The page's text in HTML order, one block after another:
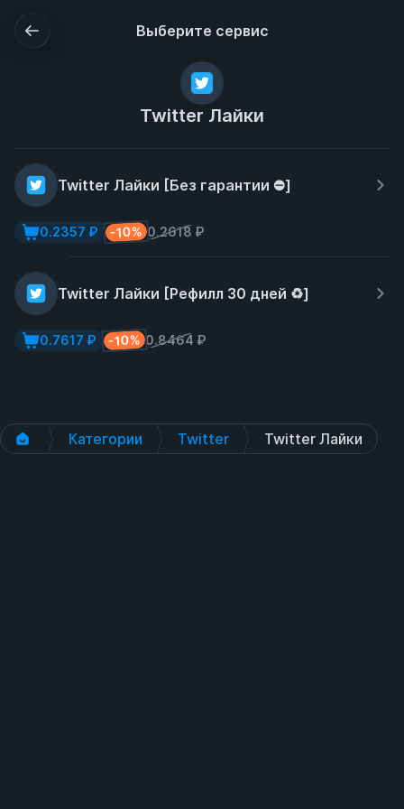
Выберите сервис
Twitter Лайки
Twitter Лайки [Без гарантии ⛔]
0.2618 ₽
-10%
0.2357 ₽
Twitter Лайки [Рефилл 30 дней ♻️]
0.8464 ₽
-10%
0.7617 ₽
Категории Twitter Twitter Лайки